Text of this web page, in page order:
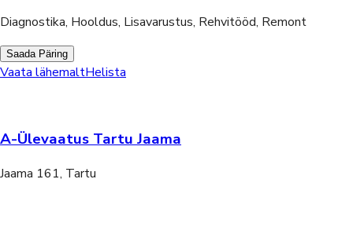
Diagnostika, Hooldus, Lisavarustus, Rehvitööd, Remont
Saada Päring
Vaata lähemaltHelista
A-Ülevaatus Tartu Jaama
Jaama 161, Tartu